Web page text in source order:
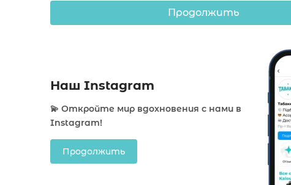
Продолжить
Наш Instagram
💫 Откройте мир вдохновения с нами в
Instagram!
Продолжить